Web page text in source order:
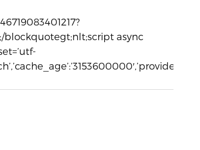
blockquotegt;nlt;script async